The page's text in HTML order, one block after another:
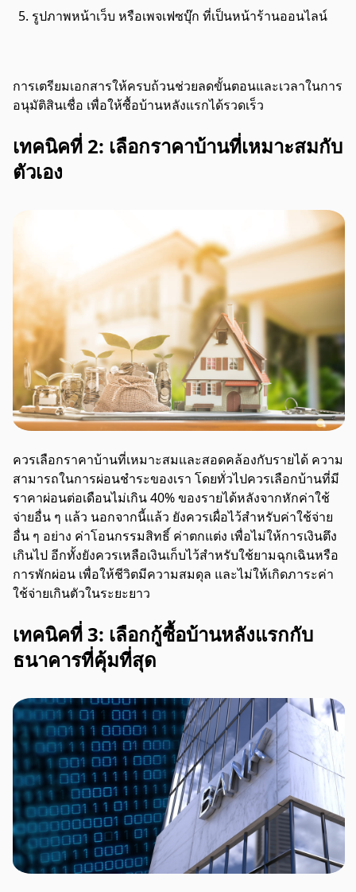
รูปภาพหน้าเว็บ หรือเพจเฟซบุ๊ก ที่เป็นหน้าร้านออนไลน์
การเตรียมเอกสารให้ครบถ้วนช่วยลดขั้นตอนและเวลาในการ
อนุมัติสินเชื่อ เพื่อให้ซื้อบ้านหลังแรกได้รวดเร็ว
เทคนิคที่ 2: เลือกราคาบ้านที่เหมาะสมกับ
ตัวเอง
ควรเลือกราคาบ้านที่เหมาะสมและสอดคล้องกับรายได้ ความ
สามารถในการผ่อนชำระของเรา โดยทั่วไปควรเลือกบ้านที่มี
ราคาผ่อนต่อเดือนไม่เกิน 40% ของรายได้หลังจากหักค่าใช้
จ่ายอื่น ๆ แล้ว นอกจากนี้แล้ว ยังควรเผื่อไว้สำหรับค่าใช้จ่าย
อื่น ๆ อย่าง ค่าโอนกรรมสิทธิ์ ค่าตกแต่ง เพื่อไม่ให้การเงินตึง
เกินไป อีกทั้งยังควรเหลือเงินเก็บไว้สำหรับใช้ยามฉุกเฉินหรือ
การพักผ่อน เพื่อให้ชีวิตมีความสมดุล และไม่ให้เกิดภาระค่า
ใช้จ่ายเกินตัวในระยะยาว
เทคนิคที่ 3: เลือกกู้ซื้อบ้านหลังแรกกับ
ธนาคารที่คุ้มที่สุด